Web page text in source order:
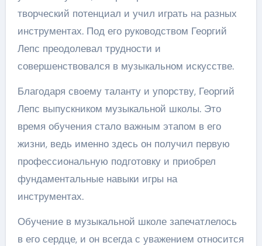
творческий потенциал и учил играть на разных
инструментах. Под его руководством Георгий
Лепс преодолевал трудности и
совершенствовался в музыкальном искусстве.
Благодаря своему таланту и упорству, Георгий
Лепс выпускником музыкальной школы. Это
время обучения стало важным этапом в его
жизни, ведь именно здесь он получил первую
профессиональную подготовку и приобрел
фундаментальные навыки игры на
инструментах.
Обучение в музыкальной школе запечатлелось
в его сердце, и он всегда с уважением относится